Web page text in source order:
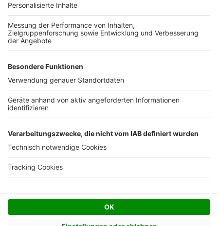
Ihre Baufirma auf bauen.de
Kostenloses Infogespräch
Facebook
Twitter